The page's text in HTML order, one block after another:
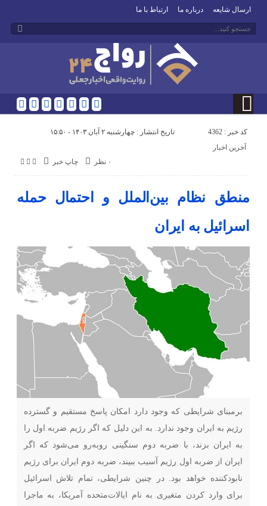
ارسال شایعه درباره ما ارتباط با ما
کد خبر : 4362 تاریخ انتشار : چهارشنبه ۲ آبان ۱۴۰۳ - ۱۵:۵۰
چاپ خبر ۰ نظر
آخرین اخبار
منطق نظام بین‌الملل و احتمال حمله
اسرائیل به ایران
برمبنای شرایطی که وجود دارد امکان پاسخ مستقیم و گسترده
رژیم به ایران وجود ندارد. به این دلیل که اگر رژیم ضربه اول را
به ایران بزند، با ضربه دوم سنگینی روبه‌رو می‌شود که اگر
ایران از ضربه اول رژیم آسیب ببیند، ضربه دوم ایران برای رژیم
نابودکننده خواهد بود. در چنین شرایطی، تمام تلاش اسرائیل
برای وارد کردن متغیری به نام ایالات‌متحده آمریکا، به ماجرا